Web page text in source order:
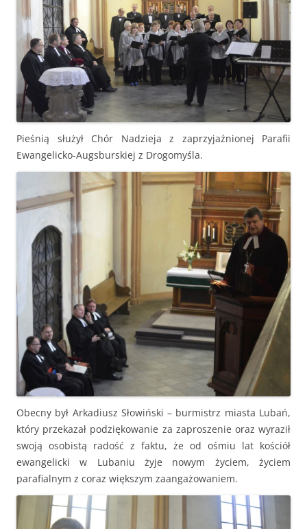
Pieśnią służył Chór Nadzieja z zaprzyjaźnionej Parafii
Ewangelicko-Augsburskiej z Drogomyśla.
Obecny był Arkadiusz Słowiński – burmistrz miasta Lubań,
który przekazał podziękowanie za zaproszenie oraz wyraził
swoją osobistą radość z faktu, że od ośmiu lat kościół
ewangelicki w Lubaniu żyje nowym życiem, życiem
parafialnym z coraz większym zaangażowaniem.